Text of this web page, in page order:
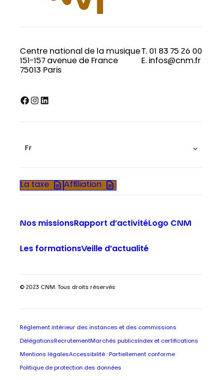
Centre national de la musique
151-157 avenue de France
75013 Paris
T. 01 83 75 26 00
E. infos@cnm.fr
Facebook InstagramLinkedIn
Fr
La taxe Affiliation
Nos missionsRapport d’activitéLogo CNM
Les formationsVeille d’actualité
© 2023 CNM. Tous droits réservés
Règlement intérieur des instances et des commissions
Délégations RecrutementMarchés publics Index et certifications
Mentions légalesAccessibilité : Partiellement conforme
Politique de protection des données